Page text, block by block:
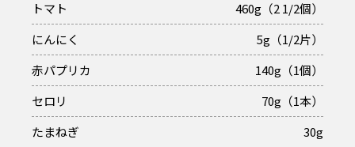
トマト
460g（2 1/2個）
にんにく
5g（1/2片）
赤パプリカ
140g（1個）
セロリ
70g（1本）
たまねぎ
30g